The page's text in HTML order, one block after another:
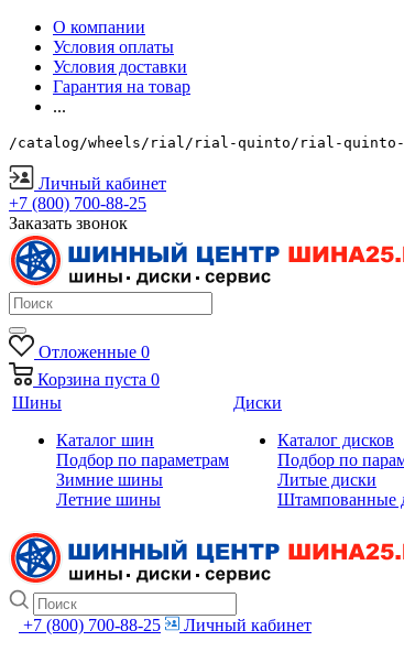
О компании
Условия оплаты
Условия доставки
Гарантия на товар
...
/catalog/wheels/rial/rial-quinto/rial-quinto-
Личный кабинет
+7 (800) 700-88-25
Заказать звонок
Отложенные 0
Корзина пуста 0
Шины
Каталог шин
Подбор по параметрам
Зимние шины
Летние шины
Диски
Каталог дисков
Подбор по
Литые диски
Штампованные
+7 (800) 700-88-25
Личный кабинет